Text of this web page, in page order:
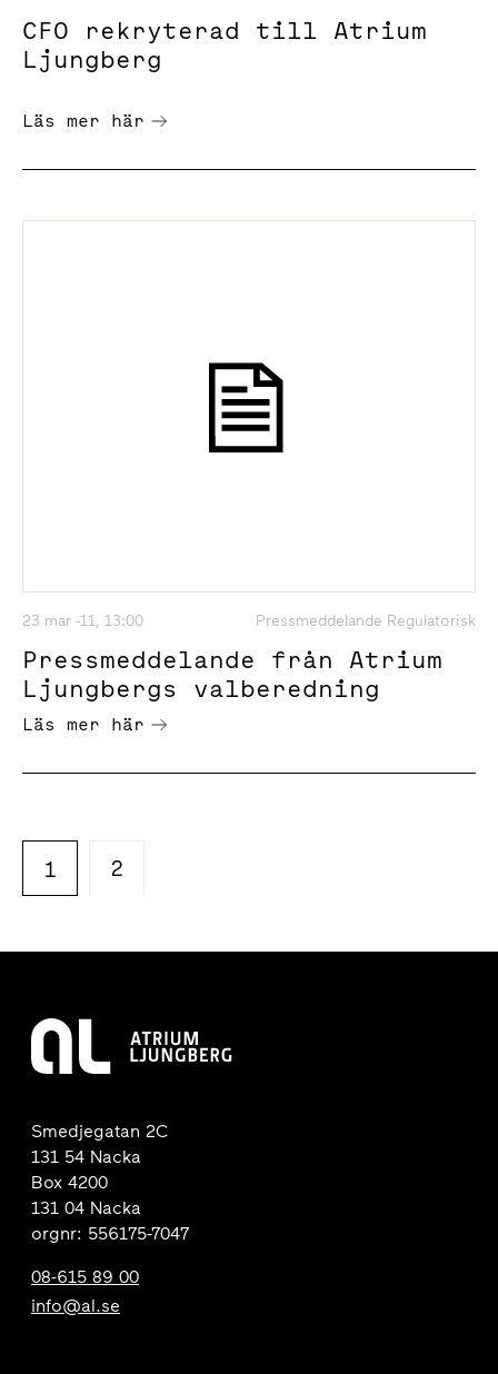
CFO rekryterad till Atrium
Ljungberg
Läs mer här
23 mar -11, 13:00 Pressmeddelande Regulatorisk
Pressmeddelande från Atrium
Ljungbergs valberedning
Läs mer här
1 2
Smedjegatan 2C
131 54 Nacka
Box 4200
131 04 Nacka
orgnr: 556175-7047
08-615 89 00
info@al.se